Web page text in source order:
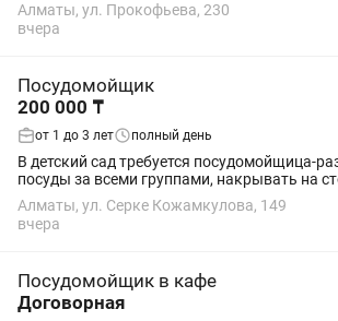
Алматы, ул. Прокофьева, 230
вчера
Посудомойщик
200 000 ₸
от 1 до 3 лет полный день
В детский сад требуется посудомойщица-
посуды за всеми группами, накрывать на
графика приема пищи. Уметь готовить
отсутствия повара чтобы подменить...
Алматы, ул. Серке Кожамкулова, 149
вчера
Посудомойщик в кафе
Договорная